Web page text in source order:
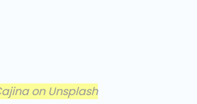
on Unsplash